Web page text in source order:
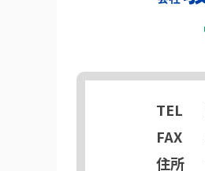
TEL
FAX
住所